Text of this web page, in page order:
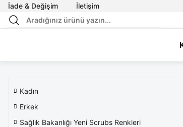
İade & Değişim İletişim
Kadın
Erkek
Sağlık Bakanlığı Yeni Scrubs Renkleri